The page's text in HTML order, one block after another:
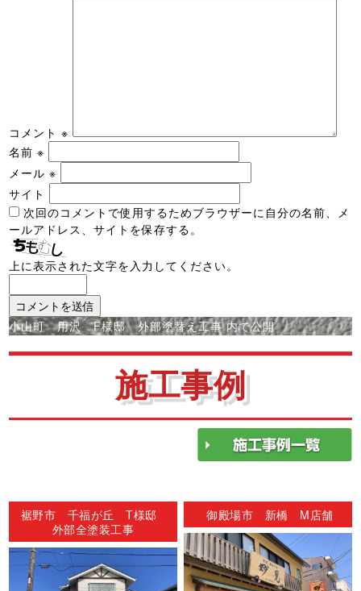
コメント※
名前※
メール※
サイト
次回のコメントで使用するためブラウザーに自分の名前、メ
ールアドレス、サイトを保存する。
上に表示された文字を入力してください。
投
稿
ゲ
ン
小山町 用沢 F様邸 外部塗替え工事 内で公開
施工事例
裾野市 千福が丘 T様邸
外部全塗装工事
御殿場市 新橋 M店舗